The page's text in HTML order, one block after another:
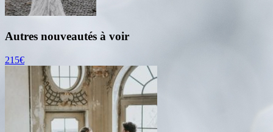
Autres nouveautés à voir
215€